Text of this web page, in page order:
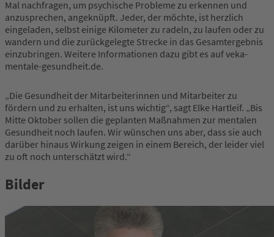
Mal nachfragen, um psychische Probleme zu erkennen und
anzusprechen, angeknüpft. Jeder, der möchte, ist herzlich
eingeladen, selbst einige Kilometer zu radeln, zu laufen oder zu
wandern und die zurückgelegte Strecke in das Gesamtergebnis
einzubringen. Weitere Informationen dazu gibt es auf veka-
mentale-gesundheit.de.
„Die Gesundheit der Mitarbeiterinnen und Mitarbeiter zu
fördern und zu erhalten, ist uns wichtig“, sagt Elke Hartleif. „Bis
Mitte Oktober sollen die geplanten Maßnahmen zur mentalen
Gesundheit noch laufen. Wir wünschen uns aber, dass sie auch
darüber hinaus Wirkung zeigen in einem Bereich, der leider viel
zu oft noch unterschätzt wird.“
Bilder